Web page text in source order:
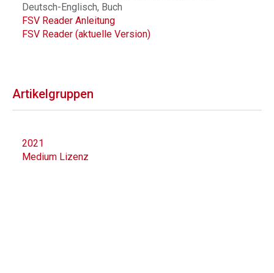
Deutsch-Englisch, Buch
FSV Reader Anleitung
FSV Reader (aktuelle Version)
Artikelgruppen
2021
Medium Lizenz